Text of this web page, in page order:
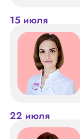
15 июля
22 июля